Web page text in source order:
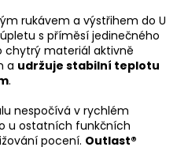
rukávem a výstřihem do U
s příměsí jedinečného
chytrý materiál aktivně
a udržuje stabilní teplotu
.
nespočívá v rychlém
u ostatních funkčních
pocení. Outlast®